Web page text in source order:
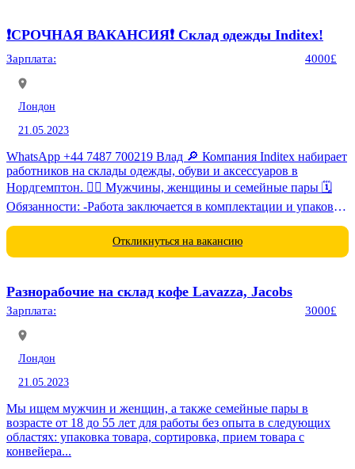
❗️СРОЧНАЯ ВАКАНСИЯ❗️ Склад одежды Inditex!
Зарплата: 4000£
Лондон
21.05.2023
WhatsApp ‪+44 7487 700219‬ Влад 🔎 Компания Inditex набирает
работников на склады одежды, обуви и аксессуаров в
Нордгемптон. 👷‍♂️ Мужчины, женщины и семейные пары 🗓️
Обязанности: -Работа заключается в комплектации и упаковке
Откликнуться на вакансию
Разнорабочие на склад кофе Lavazza, Jacobs
Зарплата: 3000£
Лондон
21.05.2023
Мы ищем мужчин и женщин, а также семейные пары в
возрасте от 18 до 55 лет для работы без опыта в следующих
областях: упаковка товара, сортировка, прием товара с
конвейера...